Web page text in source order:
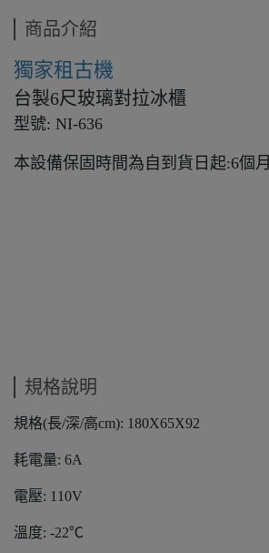
商品介紹
獨家租古機
台製6尺玻璃對拉冰櫃
型號: NI-636
本設備保固時間為自到貨日起:6個月
規格說明
規格(長/深/高cm): 180X65X92
耗電量: 6A
電壓: 110V
溫度: -22℃